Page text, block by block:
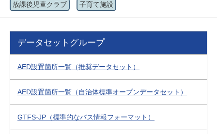
放課後児童クラブ 子育て施設
データセットグループ
AED設置箇所一覧（推奨データセット）
AED設置箇所一覧（自治体標準オープンデータセット）
GTFS-JP（標準的なバス情報フォーマット）